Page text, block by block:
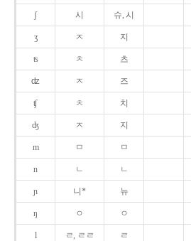
ʃ 시 슈, 시
ʒ ㅈ 지
ʦ ㅊ 츠
ʣ ㅈ 즈
ʧ ㅊ 치
ʤ ㅈ 지
m ㅁ ㅁ
n ㄴ ㄴ
ɲ 니* 뉴
ŋ ㅇ ㅇ
l ㄹ, ㄹㄹ ㄹ